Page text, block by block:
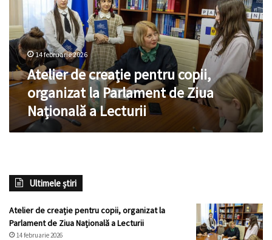
copii,
organizat
la
Parlament
de
Ziua
Națională
a
Lecturii
14 februarie 2026
Atelier de creație pentru copii,
organizat la Parlament de Ziua
Națională a Lecturii
Ultimele știri
Atelier de creație pentru copii, organizat la
Parlament de Ziua Națională a Lecturii
14 februarie 2026